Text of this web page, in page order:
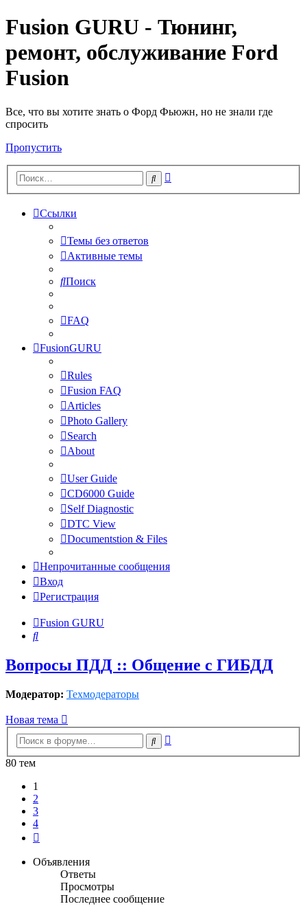
Fusion GURU - Тюнинг,
ремонт, обслуживание Ford
Fusion
Все, что вы хотите знать о Форд Фьюжн, но не знали где
спросить
Пропустить
Поиск
Ссылки
Темы без ответов
Активные темы
Поиск
FAQ
FusionGURU
Rules
Fusion FAQ
Articles
Photo Gallery
Search
About
User Guide
CD6000 Guide
Self Diagnostic
DTC View
Documentstion & Files
Непрочитанные сообщения
Вход
Регистрация
Fusion GURU
Поиск
Вопросы ПДД :: Общение с ГИБДД
Модератор: Техмодераторы
Новая тема
Поиск
80 тем
1
2
3
4
Объявления
Ответы
Просмотры
Последнее сообщение